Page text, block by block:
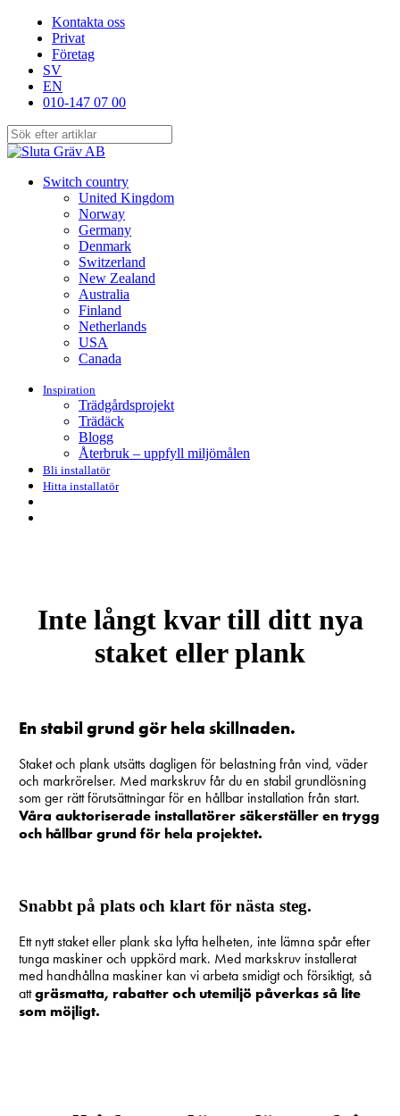
content
Kontakta oss
Privat
Företag
SV
EN
010-147 07 00
Close
search
Menu
Switch country
United Kingdom
Norway
Germany
Denmark
Switzerland
New Zealand
Australia
Finland
Netherlands
USA
Canada
Inspiration
Trädgårdsprojekt
Trädäck
Blogg
Återbruk – uppfyll miljömålen
Bli installatör
Hitta installatör
Inte långt kvar till ditt nya
staket eller plank
En stabil grund gör hela skillnaden.
Staket och plank utsätts dagligen för belastning från vind, väder
och markrörelser. Med markskruv får du en stabil grundlösning
som ger rätt förutsättningar för en hållbar installation från start.
Våra auktoriserade installatörer säkerställer en trygg
och hållbar grund för hela projektet.
Snabbt på plats och klart för nästa steg.
Ett nytt staket eller plank ska lyfta helheten, inte lämna spår efter
tunga maskiner och uppkörd mark. Med markskruv installerat
med handhållna maskiner kan vi arbeta smidigt och försiktigt, så
attgräsmatta, rabatter och utemiljö påverkas så lite
som möjligt.